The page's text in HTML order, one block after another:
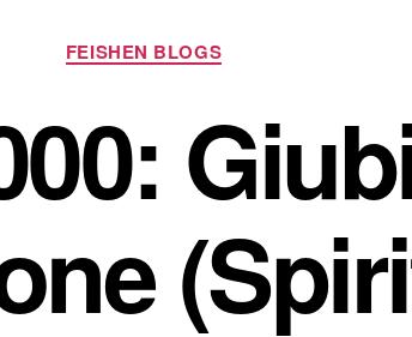
FEISHEN BLOGS